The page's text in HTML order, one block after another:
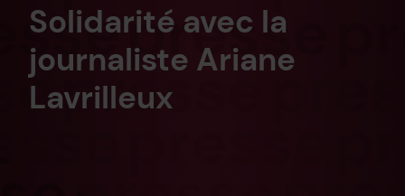
Solidarité avec la
journaliste Ariane
Lavrilleux